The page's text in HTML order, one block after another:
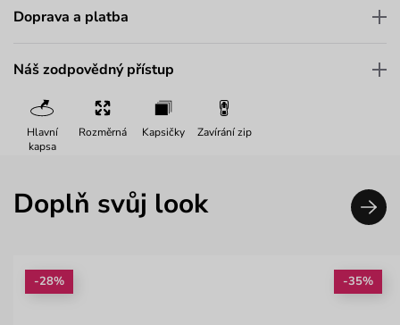
Doprava a platba
Náš zodpovědný přístup
Hlavní
kapsa
Rozměrná Kapsičky Zavírání zip
Doplň svůj look
-28% -35%